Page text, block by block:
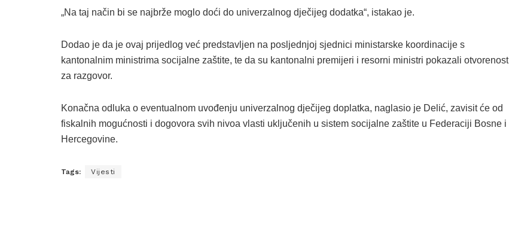
„Na taj način bi se najbrže moglo doći do univerzalnog dječijeg dodatka“, istakao je.
Dodao je da je ovaj prijedlog već predstavljen na posljednjoj sjednici ministarske koordinacije s
kantonalnim ministrima socijalne zaštite, te da su kantonalni premijeri i resorni ministri pokazali otvorenost
za razgovor.
Konačna odluka o eventualnom uvođenju univerzalnog dječijeg doplatka, naglasio je Delić, zavisit će od
fiskalnih mogućnosti i dogovora svih nivoa vlasti uključenih u sistem socijalne zaštite u Federaciji Bosne i
Hercegovine.
Tags: Vijesti